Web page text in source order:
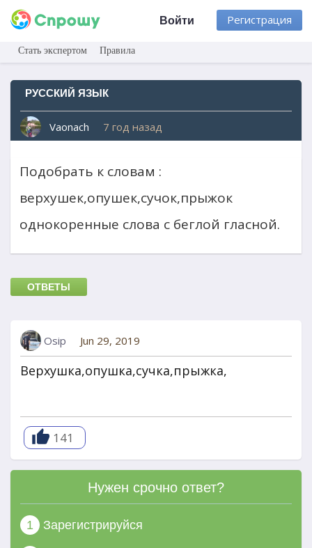
Регистрация
Войти
Стать экспертом Правила
РУССКИЙ ЯЗЫК
Vaonach 7 год назад
Подобрать к словам :
верхушек,опушек,сучок,прыжок
однокоренные слова с беглой гласной.
ОТВЕТЫ
Osip Jun 29, 2019
Верхушка,опушка,сучка,прыжка,
141
Нужен срочно ответ?
1 Зарегистрируйся